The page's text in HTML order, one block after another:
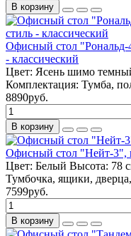
В корзину
Офисный стол "Рональд-
- классический
Цвет: Ясень шимо
Комплектация: Тумба,
8890руб.
В корзину
Офисный стол "Нейт-3",
Цвет: Белый Высота: 78
Тумбочка, ящики,
7599руб.
В корзину